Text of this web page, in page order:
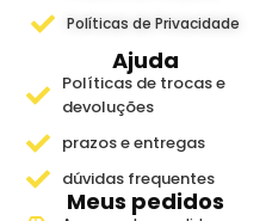
Políticas de Privacidade
Ajuda
Políticas de trocas e
devoluções
prazos e entregas
dúvidas frequentes
Meus pedidos